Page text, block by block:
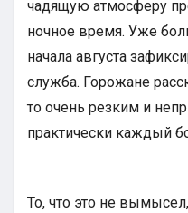
чадящую атмосферу
ночное время. Уже
начала августа
служба. Горожане
то очень резким и
практически каждый
То, что это не